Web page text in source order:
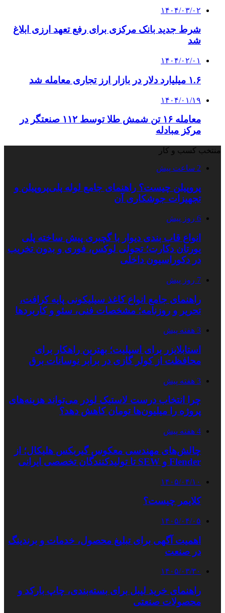
۱۴۰۴/۰۳/۰۲
شرط جدید بانک مرکزی برای رفع تعهد ارزی ابلاغ
شد
۱۴۰۴/۰۲/۰۱
۱.۶ میلیارد دلار در بازار ارز تجاری معامله شد
۱۴۰۴/۰۱/۱۹
معامله ۱۶ تن شمش طلا توسط ۱۱۲ صنعتگر در
مرکز مبادله
منتخب کسب و کار
2 ساعت پیش
پروپیلن چیست؟ راهنمای جامع لوله پلی‌پروپیلن و
تجهیزات جوشکاری آن
6 روز پیش
انواع قاب بندی دیوار با گچبری پیش ساخته پلی
یورتان دکارت؛ تحولی لوکس، فوری و بدون تخریب
در دکوراسیون داخلی
7 روز پیش
راهنمای جامع انواع کاغذ سیلیکونی پایه کرافت،
تحریر و روزنامه؛ مشخصات فنی، سئو و کاربردها
3 هفته پیش
استابلایزر برای اسپلیت؛ بهترین راهکار برای
محافظت از کولر گازی در برابر نوسانات برق
3 هفته پیش
چرا انتخاب درست لاستیک لودر می‌تواند هزینه‌های
پروژه را میلیون‌ها تومان کاهش دهد؟
4 هفته پیش
چالش‌های مهندسی معکوس گیربکس هلیکال؛ از
Flender و SEW تا تولیدکنندگان تخصصی ایرانی
۱۴۰۵/۰۴/۱۰
کلایمر چیست؟
۱۴۰۵/۰۴/۰۵
اهمیت آگهی برای تبلیغ محصول، خدمات و برندینگ
در صنعت
۱۴۰۵/۰۳/۳۰
راهنمای خرید لیبل برای بسته‌بندی، چاپ بارکد و
محصولات صنعتی